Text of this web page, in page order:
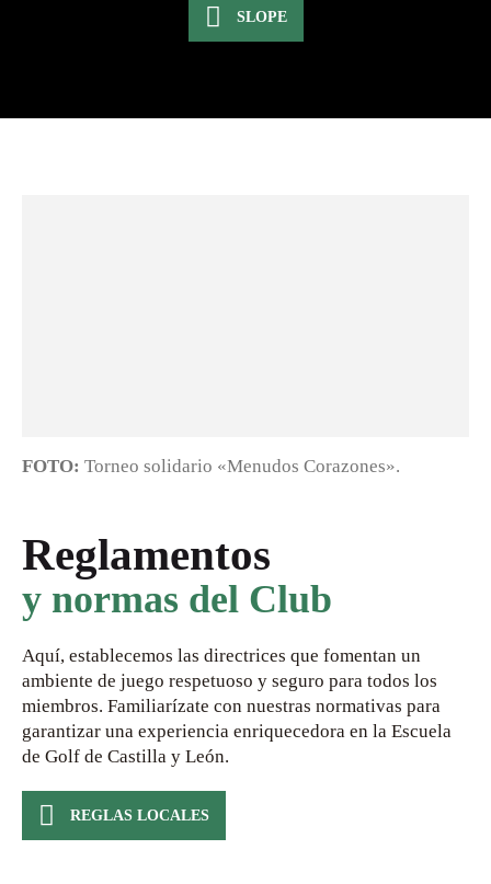
SLOPE
FOTO: Torneo solidario «Menudos Corazones».
Reglamentos
y normas del Club
Aquí, establecemos las directrices que fomentan un
ambiente de juego respetuoso y seguro para todos los
miembros. Familiarízate con nuestras normativas para
garantizar una experiencia enriquecedora en la Escuela
de Golf de Castilla y León.
REGLAS LOCALES